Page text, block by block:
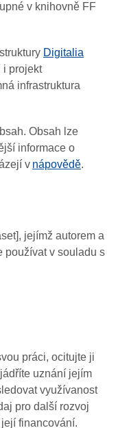
v knihovně FF
Digitalia
i projekt
infrastruktura
Obsah lze
informace o
v nápovědě.
jejímž autorem a
používat v souladu s
práci, ocitujte ji
uznání jejím
využívanost
pro další rozvoj
financování.